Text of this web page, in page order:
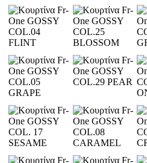
ΠΡΟΣΦΟΡΕΣ
VINTAGE
ΒΡΕΣ
ΤΟ
ΥΦΑΣΜΑ
ΣΟΥ
ΕΠΙΚΟΙΝΩΝΙΑ